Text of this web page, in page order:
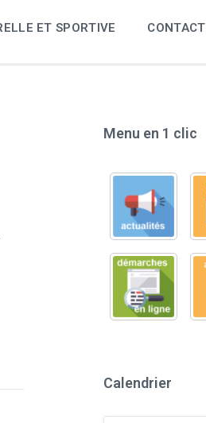
ET SPORTIVE CONTACT
Menu en 1 clic
Calendrier